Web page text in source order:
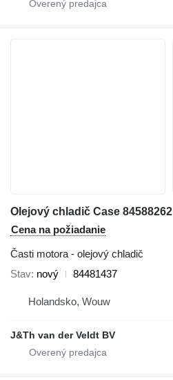
Cena na požiadanie
Časti motora - olejový chladič
Stav nový 84481437
Holandsko, Wouw
J&Th van der Veldt BV